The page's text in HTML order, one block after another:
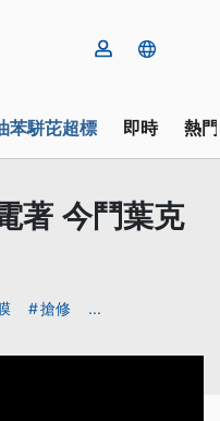
苯駢芘超標 即時 熱
著 今鬥葉克
搶修 ...